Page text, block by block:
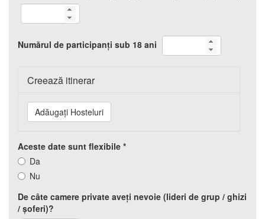
Numărul de participanți sub 18 ani
Creează itinerar
Adăugați Hosteluri
Aceste date sunt flexibile *
Da
Nu
De câte camere private aveți nevoie (lideri de grup / ghizi
/ șoferi)?